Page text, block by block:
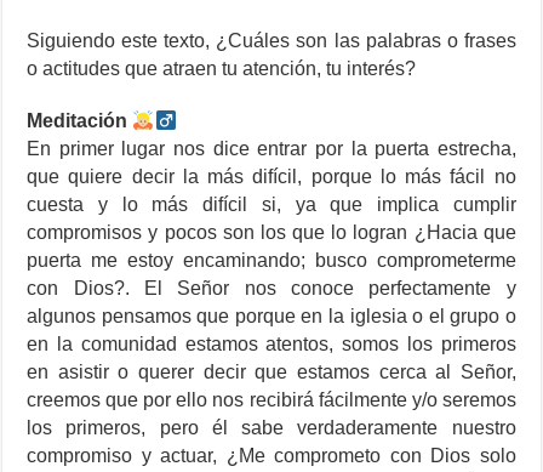
Siguiendo este texto, ¿Cuáles son las palabras o frases
o actitudes que atraen tu atención, tu interés?
Meditación
En primer lugar nos dice entrar por la puerta estrecha,
que quiere decir la más difícil, porque lo más fácil no
cuesta y lo más difícil si, ya que implica cumplir
compromisos y pocos son los que lo logran ¿Hacia que
puerta me estoy encaminando; busco comprometerme
con Dios?. El Señor nos conoce perfectamente y
algunos pensamos que porque en la iglesia o el grupo o
en la comunidad estamos atentos, somos los primeros
en asistir o querer decir que estamos cerca al Señor,
creemos que por ello nos recibirá fácilmente y/o seremos
los primeros, pero él sabe verdaderamente nuestro
compromiso y actuar, ¿Me comprometo con Dios solo